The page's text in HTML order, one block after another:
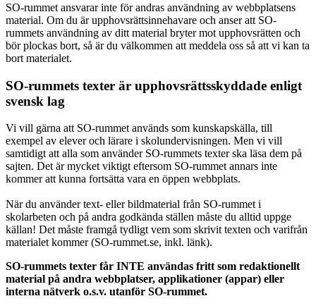
SO-rummet ansvarar inte för andras användning av webbplatsens
material. Om du är upphovsrättsinnehavare och anser att SO-
rummets användning av ditt material bryter mot upphovsrätten och
bör plockas bort, så är du välkommen att meddela oss så att vi kan ta
bort materialet.
SO-rummets texter är upphovsrättsskyddade enligt
svensk lag
Vi vill gärna att SO-rummet används som kunskapskälla, till
exempel av elever och lärare i skolundervisningen. Men vi vill
samtidigt att alla som använder SO-rummets texter ska läsa dem på
sajten. Det är mycket viktigt eftersom SO-rummet annars inte
kommer att kunna fortsätta vara en öppen webbplats.
När du använder text- eller bildmaterial från SO-rummet i
skolarbeten och på andra godkända ställen måste du alltid uppge
källan! Det måste framgå tydligt vem som skrivit texten och varifrån
materialet kommer (SO-rummet.se, inkl. länk).
SO-rummets texter får INTE användas fritt som redaktionellt
material på andra webbplatser, applikationer (appar) eller
interna nätverk o.s.v. utanför SO-rummet.